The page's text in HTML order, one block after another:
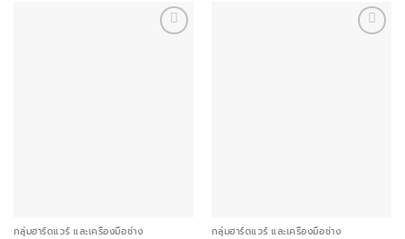
กลุ่มฮาร์ดแวร์ และเครื่องมือช่าง กลุ่มฮาร์ดแวร์ และเครื่องมือช่าง